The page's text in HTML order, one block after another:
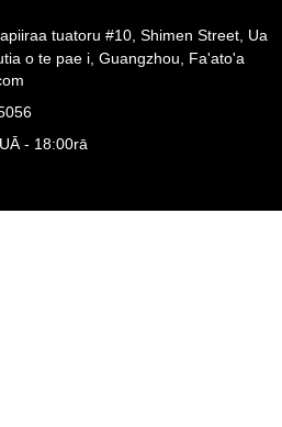
tuatoru #10, Shimen Street, Ua
o te pae i, Guangzhou, Fa'ato'a
- 18:00rā